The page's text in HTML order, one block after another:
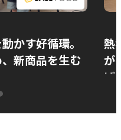
かす好循環。
新商品を生む
熱
が
ぱ